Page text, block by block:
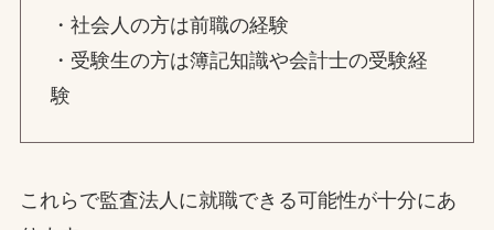
・社会人の方は前職の経験
・受験生の方は簿記知識や会計士の受験経
験
これらで監査法人に就職できる可能性が十分にあ